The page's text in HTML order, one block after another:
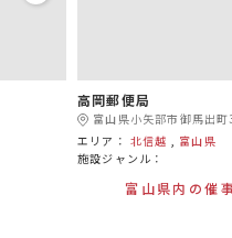
高岡郵便局
富山県小矢部市御馬出町
エリア： 北信越 , 富山県
施設ジャンル：
富山県内の催